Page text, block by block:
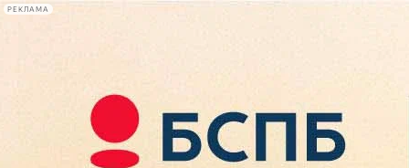
РЕКЛАМА
Сегодня:
2026.08.09
12:16